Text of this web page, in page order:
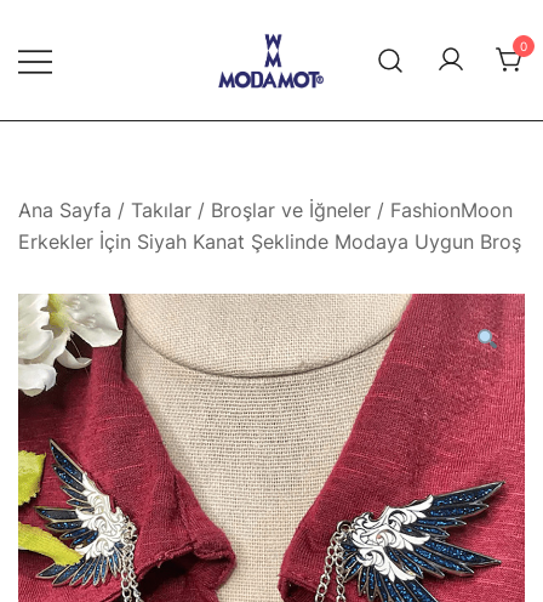
content
Modamot E-Ticaret
0
Ana Sayfa / Takılar / Broşlar ve İğneler / FashionMoon
Erkekler İçin Siyah Kanat Şeklinde Modaya Uygun Broş